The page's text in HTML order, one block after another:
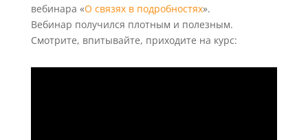
вебинара «О связях в подробностях».
Вебинар получился плотным и полезным.
Смотрите, впитывайте, приходите на курс: